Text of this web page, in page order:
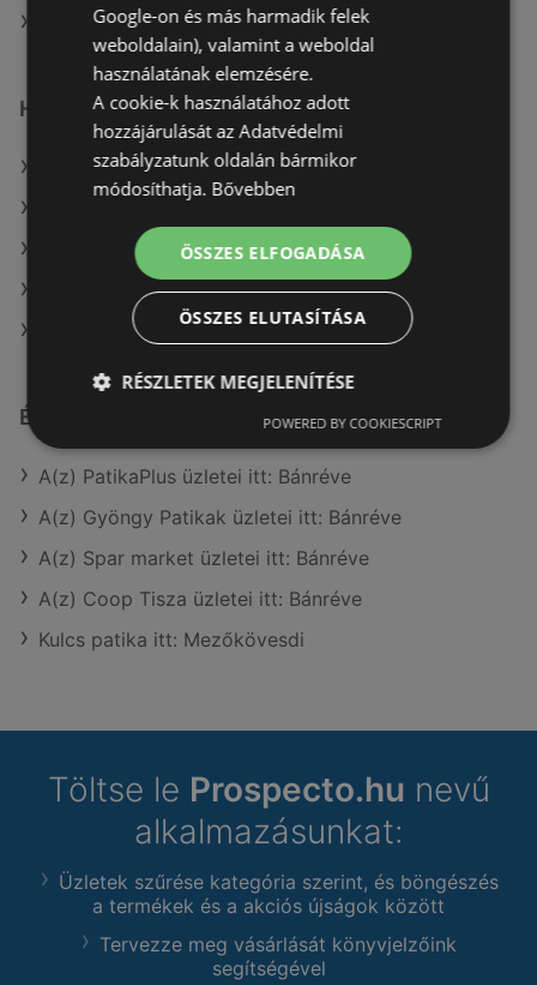
A(z) Reál üzletei itt: Sopron-Fertődi
Hasonló kiskereskedők
A(z) Auchan ajánlatai
A(z) ALDI ajánlatai
A(z) Spar ajánlatai
A(z) G'Roby ajánlatai
Érdeklődésre számot tartó elemek itt:
A(z) PatikaPlus üzletei itt: Bánréve
A(z) Gyöngy Patikak üzletei itt: Bánréve
A(z) Spar market üzletei itt: Bánréve
A(z) Coop Tisza üzletei itt: Bánréve
Kulcs patika itt: Mezőkövesdi
Töltse le Prospecto.hu nevű
alkalmazásunkat:
Üzletek szűrése kategória szerint, és böngészés
a termékek és a akciós újságok között
Tervezze meg vásárlását könyvjelzőink
segítségével
Google-on és más harmadik felek
weboldalain), valamint a weboldal
használatának elemzésére.
A cookie-k használatához adott
hozzájárulását az Adatvédelmi
szabályzatunk oldalán bármikor
módosíthatja. Bővebben
ÖSSZES ELFOGADÁSA
ÖSSZES ELUTASÍTÁSA
RÉSZLETEK MEGJELENÍTÉSE
POWERED BY COOKIESCRIPT